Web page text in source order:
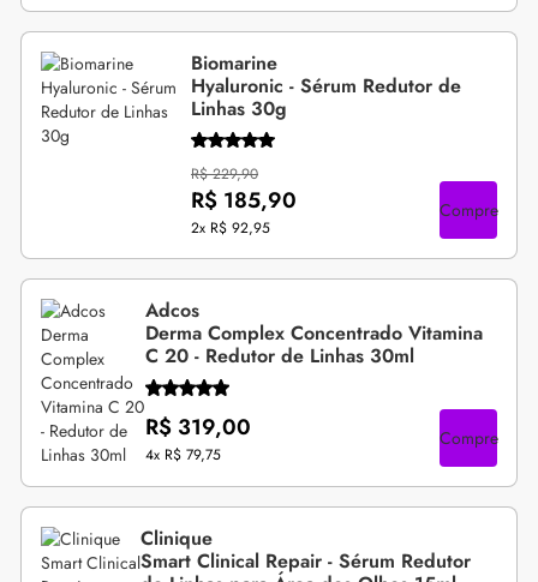
Biomarine
Hyaluronic - Sérum Redutor de
Linhas 30g
R$ 229,90
R$ 185,90
2x R$ 92,95
Compre
Adcos
Derma Complex Concentrado Vitamina
C 20 - Redutor de Linhas 30ml
R$ 319,00
4x R$ 79,75
Compre
Clinique
Smart Clinical Repair - Sérum Redutor